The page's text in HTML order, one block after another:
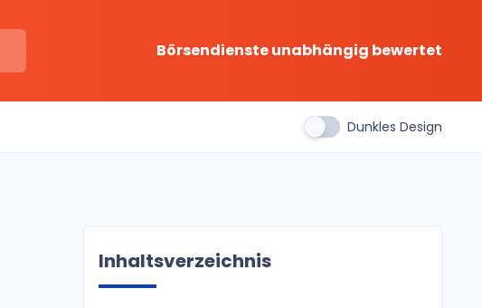
Börsendienste unabhängig bewertet
Dunkles Design
Inhaltsverzeichnis